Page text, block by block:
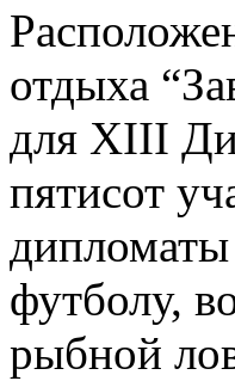
отдыха
для XIII
пятисот
дипломаты
футболу,
рыбной